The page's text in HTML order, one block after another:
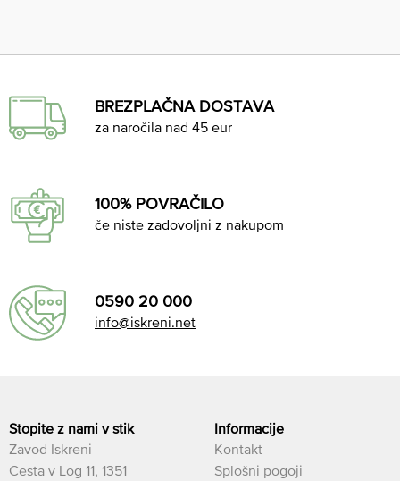
BREZPLAČNA DOSTAVA
za naročila nad 45 eur
100% POVRAČILO
če niste zadovoljni z nakupom
0590 20 000
info@iskreni.net
Stopite z nami v stik
Zavod Iskreni
Cesta v Log 11, 1351
Informacije
Kontakt
Splošni pogoji